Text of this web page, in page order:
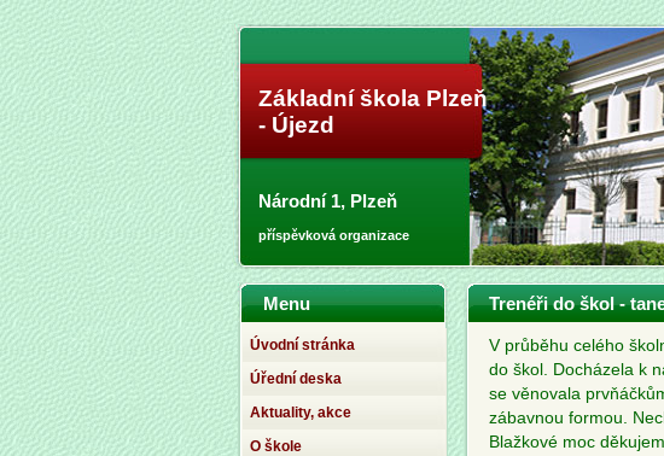
Základní škola Plzeň
- Újezd
Národní 1, Plzeň
příspěvková organizace
Trenéři do škol -
V průběhu celého
do škol. Docházela k
se věnovala
zábavnou formou.
Blažkové moc
Menu
Úvodní stránka
Úřední deska
Aktuality, akce
O škole